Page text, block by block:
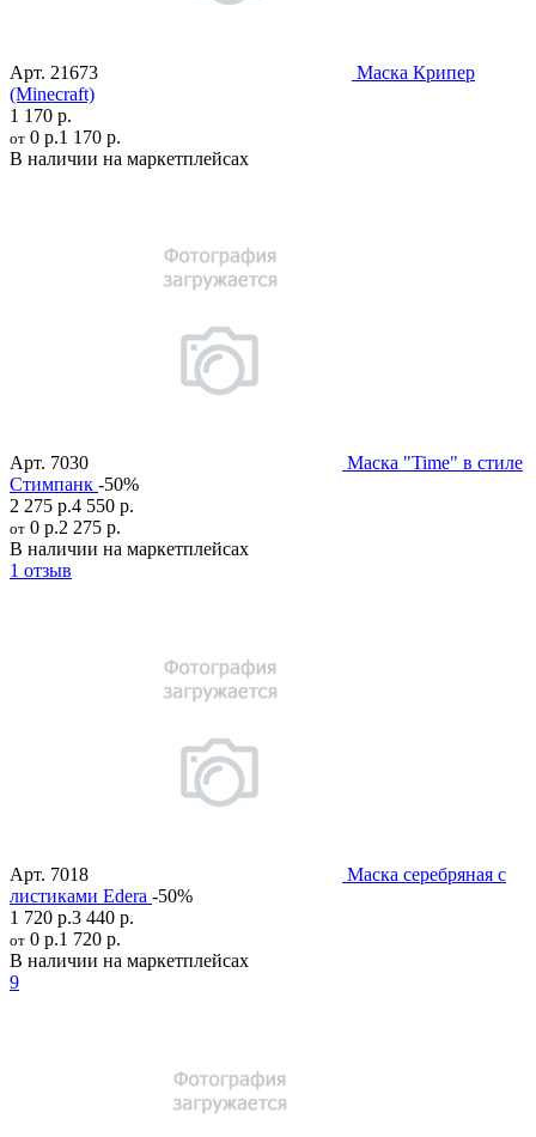
Арт. 21673
Маска Крипер
(Minecraft)
1 170 р.
от 0 р.1 170 р.
В наличии на маркетплейсах
Арт. 7030
Маска "Time" в стиле
Стимпанк -50%
2 275 р.4 550 р.
от 0 р.2 275 р.
В наличии на маркетплейсах
1 отзыв
Арт. 7018
Маска серебряная с
листиками Edera -50%
1 720 р.3 440 р.
от 0 р.1 720 р.
В наличии на маркетплейсах
9